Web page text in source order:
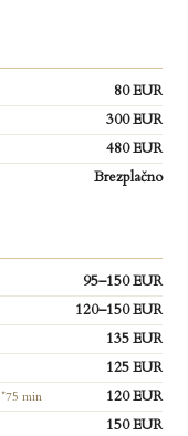
80 EUR
300 EUR
480 EUR
Brezplačno
95–150 EUR
120–150 EUR
135 EUR
125 EUR
*75 min
120 EUR
150 EUR